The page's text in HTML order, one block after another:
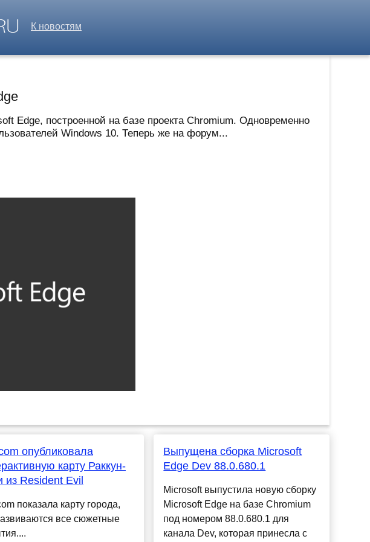
К новостям
Edge, построенной на базе проекта Chromium. Одновременно
Windows 10. Теперь же на форум...
опубликовала
карту Раккун-
из Resident Evil
показала карту города,
все сюжетные
Выпущена сборка Microsoft
Edge Dev 88.0.680.1
Microsoft выпустила новую сборку
Microsoft Edge на базе Chromium
под номером 88.0.680.1 для
канала Dev, которая принесла с